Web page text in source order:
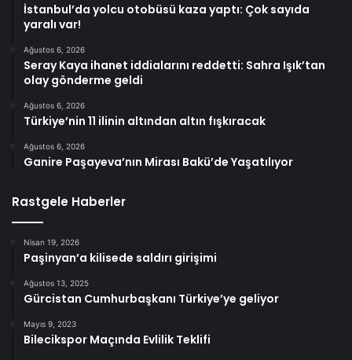
İstanbul’da yolcu otobüsü kaza yaptı: Çok sayıda
yaralı var!
Ağustos 6, 2026
Seray Kaya ihanet iddialarını reddetti: Sahra Işık’tan
olay gönderme geldi
Ağustos 6, 2026
Türkiye’nin 11 ilinin altından altın fışkıracak
Ağustos 6, 2026
Ganire Paşayeva’nın Mirası Bakü’de Yaşatılıyor
Rastgele Haberler
Nisan 19, 2026
Paşinyan’a kilisede saldırı girişimi
Ağustos 13, 2025
Gürcistan Cumhurbaşkanı Türkiye’ye geliyor
Mayıs 9, 2023
Bilecikspor Maçında Evlilik Teklifi